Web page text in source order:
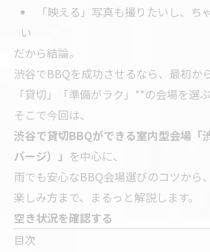
「映える」写真も撮りたいし、ち
い
だから結論。
渋谷でBBQを成功させるなら、最初か
「貸切」「準備がラク」**の会場を選
そこで今回は、
渋谷で貸切BBQができる室内型会場「
バージ）」 を中心に、
雨でも安心なBBQ会場選びのコツから
楽しみ方まで、まるっと解説します。
空き状況を確認する
目次